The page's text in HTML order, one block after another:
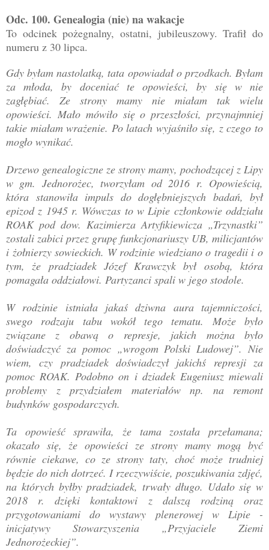
Odc. 100. Genealogia (nie) na wakacje
To odcinek pożegnalny, ostatni, jubileuszowy. Trafił do
numeru z 30 lipca.
Gdy byłam nastolatką, tata opowiadał o przodkach. Byłam
za młoda, by doceniać te opowieści, by się w nie
zagłębiać. Ze strony mamy nie miałam tak wielu
opowieści. Mało mówiło się o przeszłości, przynajmniej
takie miałam wrażenie. Po latach wyjaśniło się, z czego to
mogło wynikać.
Drzewo genealogiczne ze strony mamy, pochodzącej z Lipy
w gm. Jednorożec, tworzyłam od 2016 r. Opowieścią,
która stanowiła impuls do dogłębniejszych badań, był
epizod z 1945 r. Wówczas to w Lipie członkowie oddziału
ROAK pod dow. Kazimierza Artyfikiewicza „Trzynastki”
zostali zabici przez grupę funkcjonariuszy UB, milicjantów
i żołnierzy sowieckich. W rodzinie wiedziano o tragedii i o
tym, że pradziadek Józef Krawczyk był osobą, która
pomagała oddziałowi. Partyzanci spali w jego stodole.
W rodzinie istniała jakaś dziwna aura tajemniczości,
swego rodzaju tabu wokół tego tematu. Może było
związane z obawą o represje, jakich można było
doświadczyć za pomoc „wrogom Polski Ludowej”. Nie
wiem, czy pradziadek doświadczył jakichś represji za
pomoc ROAK. Podobno on i dziadek Eugeniusz miewali
problemy z przydziałem materiałów np. na remont
budynków gospodarczych.
Ta opowieść sprawiła, że tama została przełamana;
okazało się, że opowieści ze strony mamy mogą być
równie ciekawe, co ze strony taty, choć może trudniej
będzie do nich dotrzeć. I rzeczywiście, poszukiwania zdjęć,
na których byłby pradziadek, trwały długo. Udało się w
2018 r. dzięki kontaktowi z dalszą rodziną oraz
przygotowaniami do wystawy plenerowej w Lipie -
inicjatywy Stowarzyszenia „Przyjaciele Ziemi
Jednorożeckiej”.